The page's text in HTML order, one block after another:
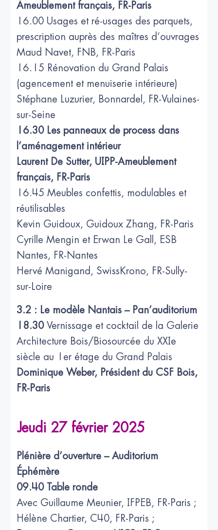
Ameublement français, FR-Paris
16.00 Usages et ré-usages des parquets,
prescription auprès des maîtres d’ouvrages
Maud Navet, FNB, FR-Paris
16.15 Rénovation du Grand Palais
(agencement et menuiserie intérieure)
Stéphane Luzurier, Bonnardel, FR-Vulaines-
sur-Seine
16.30 Les panneaux de process dans
l’aménagement intérieur
Laurent De Sutter, UIPP-Ameublement
français, FR-Paris
16.45 Meubles confettis, modulables et
réutilisables
Kevin Guidoux, Guidoux Zhang, FR-Paris
Cyrille Mengin et Erwan Le Gall, ESB
Nantes, FR-Nantes
Hervé Manigand, SwissKrono, FR-Sully-
sur-Loire
3.2 : Le modèle Nantais – Pan’auditorium
18.30Vernissage et cocktail de la Galerie
Architecture Bois/Biosourcée du XXIe
siècle au 1er étage du Grand Palais
Dominique Weber, Président du CSF Bois,
FR-Paris
Jeudi 27 février 2025
Plénière d’ouverture – Auditorium
Éphémère
09.40 Table ronde
Avec Guillaume Meunier, IFPEB, FR-Paris ;
Hélène Chartier, C40, FR-Paris ;